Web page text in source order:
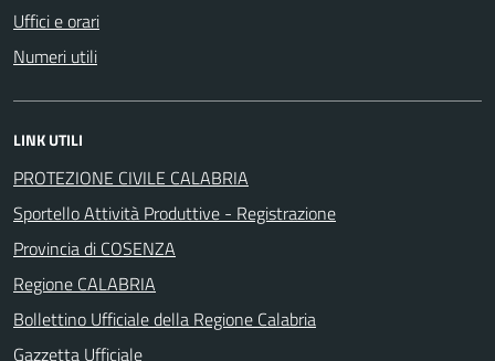
Uffici e orari
Numeri utili
LINK UTILI
PROTEZIONE CIVILE CALABRIA
Sportello Attività Produttive - Registrazione
Provincia di COSENZA
Regione CALABRIA
Bollettino Ufficiale della Regione Calabria
Gazzetta Ufficiale